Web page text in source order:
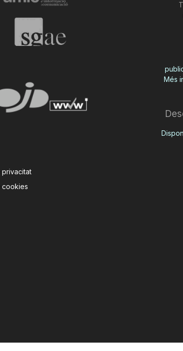
cookies
Més